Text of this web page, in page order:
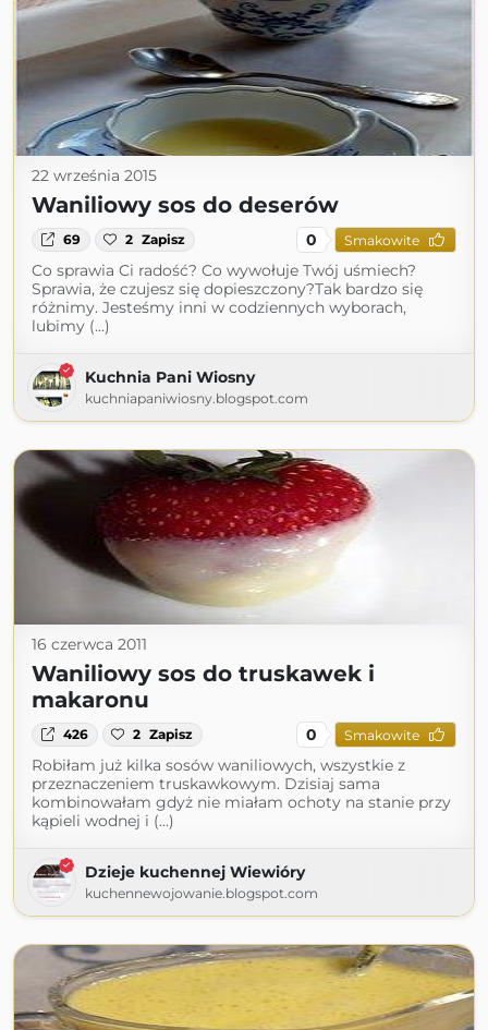
22 września 2015
Waniliowy sos do deserów
69 2 Zapisz 0 Smakowite
Co sprawia Ci radość? Co wywołuje Twój uśmiech?
Sprawia, że czujesz się dopieszczony?Tak bardzo się
różnimy. Jesteśmy inni w codziennych wyborach,
lubimy (...)
Kuchnia Pani Wiosny
kuchniapaniwiosny.blogspot.com
16 czerwca 2011
Waniliowy sos do truskawek i
makaronu
426 2 Zapisz 0 Smakowite
Robiłam już kilka sosów waniliowych, wszystkie z
przeznaczeniem truskawkowym. Dzisiaj sama
kombinowałam gdyż nie miałam ochoty na stanie przy
kąpieli wodnej i (...)
Dzieje kuchennej Wiewióry
kuchennewojowanie.blogspot.com